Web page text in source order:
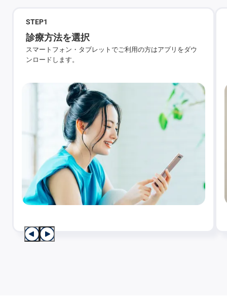
STEP1
診療方法を選択
スマートフォン・タブレットでご利用の方はアプリをダウ
ンロードします。